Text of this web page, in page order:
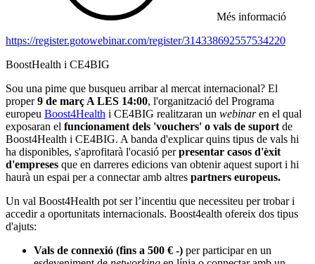
Més informació
https://register.gotowebinar.com/register/314338692557534220
BoostHealth i CE4BIG
Sou una pime que busqueu arribar al mercat internacional? El
proper9 de març A LES 14:00, l'organització del Programa
europeu Boost4Health i CE4BIG realitzaran un webinaren el qual
exposaran el funcionament dels 'vouchers' o vals de suportde
Boost4Health i CE4BIG. A banda d'explicar quins tipus de vals hi
ha disponibles, s'aprofitarà l'ocasió perpresentar casos d'èxit
d'empreses que en darreres edicions van obtenir aquest suport i hi
haurà un espai per a connectar amb altres partners europeus.
Un val Boost4Health pot ser l’incentiu que necessiteu per trobar i
accedir a oportunitats internacionals. Boost4ealth ofereix dos tipus
d'ajuts:
Vals de connexió (fins a 500 € -) per participar en un